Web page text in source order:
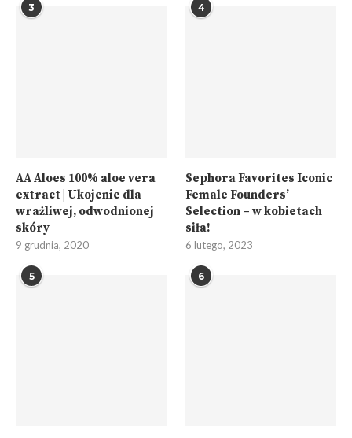
3
AA Aloes 100% aloe vera
extract | Ukojenie dla
wrażliwej, odwodnionej
skóry
9 grudnia, 2020
4
Sephora Favorites Iconic
Female Founders’
Selection – w kobietach
siła!
6 lutego, 2023
5 6